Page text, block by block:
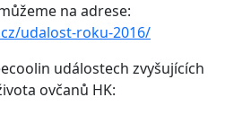
na adrese:
udalost-roku-2016/
událostech zvyšujících
ovčanů HK: